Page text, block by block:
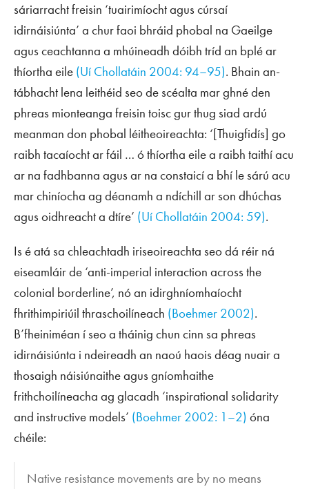
sáriarracht freisin ‘tuairimíocht agus cúrsaí
idirnáisiúnta’ a chur faoi bhráid phobal na Gaeilge
agus ceachtanna a mhúineadh dóibh tríd an bplé ar
thíortha eile (Uí Chollatáin 2004: 94–95). Bhain an-
tábhacht lena leithéid seo de scéalta mar ghné den
phreas mionteanga freisin toisc gur thug siad ardú
meanman don phobal léitheoireachta: ‘[Thuigfidís] go
raibh tacaíocht ar fáil … ó thíortha eile a raibh taithí acu
ar na fadhbanna agus ar na constaicí a bhí le sárú acu
mar chiníocha ag déanamh a ndíchill ar son dhúchas
agus oidhreacht a dtíre’ (Uí Chollatáin 2004: 59).
Is é atá sa chleachtadh iriseoireachta seo dá réir ná
eiseamláir de ‘anti-imperial interaction across the
colonial borderline’, nó an idirghníomhaíocht
fhrithimpiriúil thraschoilíneach (Boehmer 2002).
B’fheiniméan í seo a tháinig chun cinn sa phreas
idirnáisiúnta i ndeireadh an naoú haois déag nuair a
thosaigh náisiúnaithe agus gníomhaithe
frithchoilíneacha ag glacadh ‘inspirational solidarity
and instructive models’ (Boehmer 2002: 1–2) óna
chéile:
Native resistance movements are by no means